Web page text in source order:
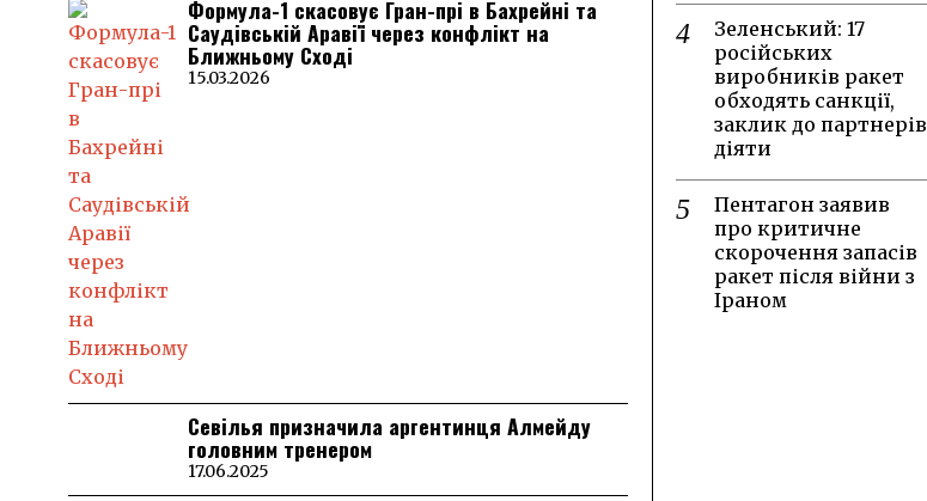
Формула-1 скасовує Гран-прі в Бахрейні та
Саудівській Аравії через конфлікт на
Ближньому Сході
15.03.2026
Севілья призначила аргентинця Алмейду
головним тренером
17.06.2025
Зеленський: 17
російських
виробників ракет
обходять санкції,
заклик до партнерів
діяти
Пентагон заявив
про критичне
скорочення запасів
ракет після війни з
Іраном